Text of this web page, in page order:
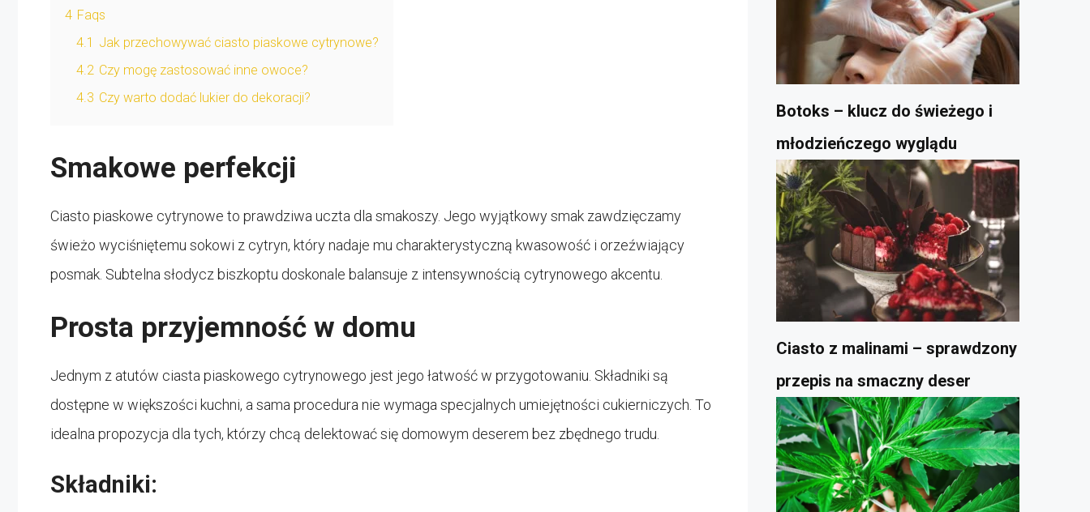
4 Faqs
4.1 Jak przechowywać ciasto piaskowe cytrynowe?
4.2 Czy mogę zastosować inne owoce?
4.3 Czy warto dodać lukier do dekoracji?
Smakowe perfekcji
Ciasto piaskowe cytrynowe to prawdziwa uczta dla smakoszy. Jego wyjątkowy smak zawdzięczamy
świeżo wyciśniętemu sokowi z cytryn, który nadaje mu charakterystyczną kwasowość i orzeźwiający
posmak. Subtelna słodycz biszkoptu doskonale balansuje z intensywnością cytrynowego akcentu.
Prosta przyjemność w domu
Jednym z atutów ciasta piaskowego cytrynowego jest jego łatwość w przygotowaniu. Składniki są
dostępne w większości kuchni, a sama procedura nie wymaga specjalnych umiejętności cukierniczych. To
idealna propozycja dla tych, którzy chcą delektować się domowym deserem bez zbędnego trudu.
Składniki:
Botoks – klucz do świeżego i
młodzieńczego wyglądu
Ciasto z malinami – sprawdzony
przepis na smaczny deser